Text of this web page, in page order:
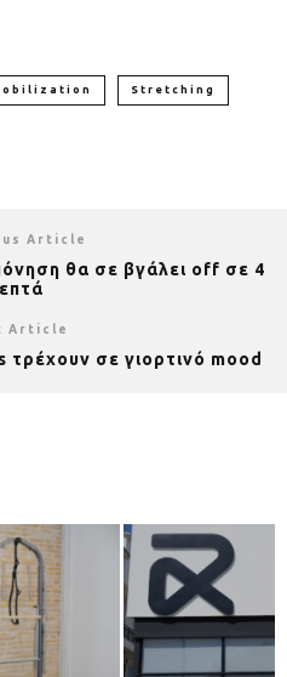
Stretching
Article
θα σε βγάλει off σε 4
Article
σε γιορτινό mood